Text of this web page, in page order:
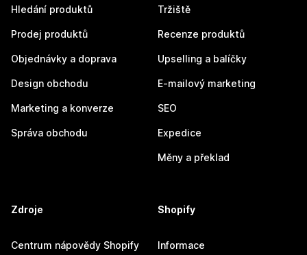
Hledání produktů
Prodej produktů
Objednávky a doprava
Design obchodu
Marketing a konverze
Správa obchodu
Tržiště
Recenze produktů
Upselling a balíčky
E-mailový marketing
SEO
Expedice
Měny a překlad
Zdroje
Centrum nápovědy Shopify
Shopify
Informace